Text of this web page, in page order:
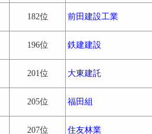
182位 前田建設工業
196位 鉄建建設
201位 大東建託
205位 福田組
207位 住友林業